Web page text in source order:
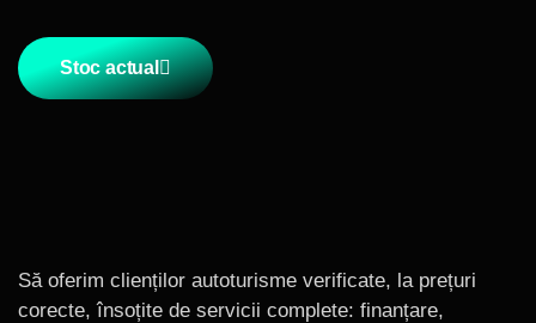
Stoc actual
Să oferim clienților autoturisme verificate, la prețuri
corecte, însoțite de servicii complete: finanțare,